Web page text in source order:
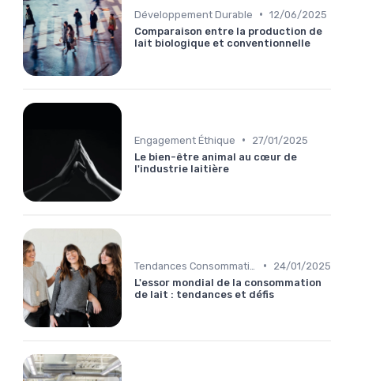
Développement Durable • 12/06/2025
Comparaison entre la production de
lait biologique et conventionnelle
Engagement Éthique •
27/01/2025
Le bien-être animal au cœur de
l'industrie laitière
•
24/01/2025
L'essor mondial de la consommation
de lait : tendances et défis